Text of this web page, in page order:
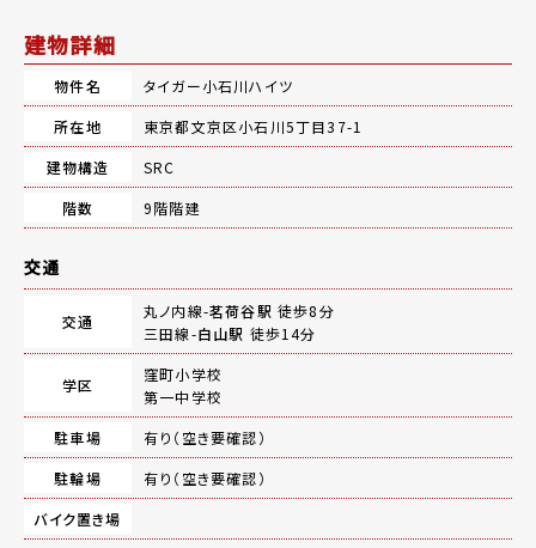
建物詳細
物件名
タイガー小石川ハイツ
所在地
東京都文京区小石川5丁目37-1
建物構造
SRC
階数
9階階建
交通
交通
丸ノ内線-茗荷谷駅 徒歩8分
三田線-白山駅 徒歩14分
学区
窪町小学校
第一中学校
駐車場
有り（空き要確認）
駐輪場
有り（空き要確認）
バイク置き場